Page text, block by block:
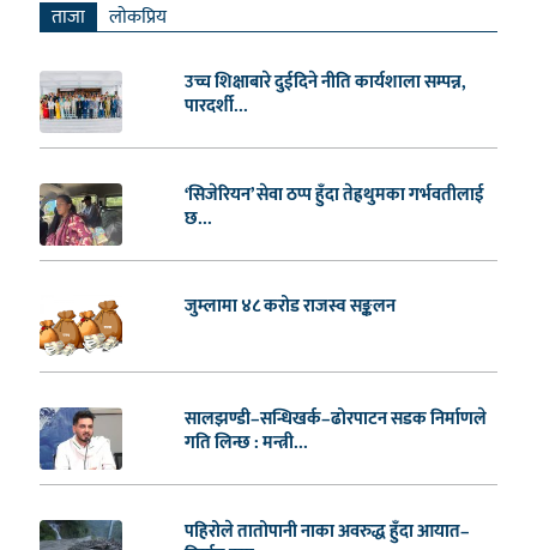
ताजा लाेकप्रिय
उच्च शिक्षाबारे दुईदिने नीति कार्यशाला सम्पन्न,
पारदर्शी...
‘सिजेरियन’ सेवा ठप्प हुँदा तेह्रथुमका गर्भवतीलाई
छ...
जुम्लामा ४८ करोड राजस्व सङ्कलन
सालझण्डी–सन्धिखर्क–ढोरपाटन सडक निर्माणले
गति लिन्छ : मन्त्री...
पहिरोले तातोपानी नाका अवरुद्ध हुँदा आयात–